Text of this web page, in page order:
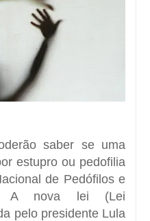
saber se uma
estupro ou pedofilia
de Pedófilos e
A nova lei (Lei
pelo presidente Lula